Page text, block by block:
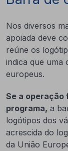
Nos diversos
apoiada deve
reúne os
indica que uma
europeus.
Se a operação
programa, a
logótipos dos
acrescida do
da União